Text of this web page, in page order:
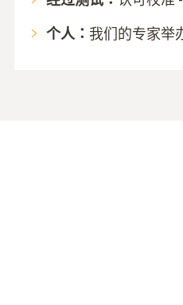
个人： 我们的专家举